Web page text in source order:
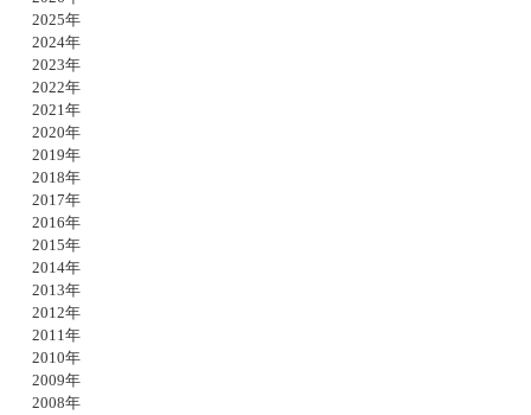
2025年
2024年
2023年
2022年
2021年
2020年
2019年
2018年
2017年
2016年
2015年
2014年
2013年
2012年
2011年
2010年
2009年
2008年